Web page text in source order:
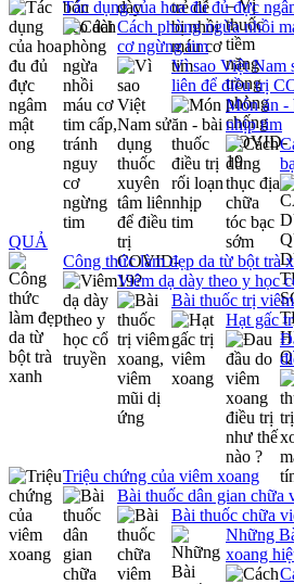
Tác dụng của hoa đu đủ đực
Cách phòng ngừa nhồi
cơ ngừng tim
Vì sao Việt Nam
liên để điều trị
Món ăn -
nhịp tim
QUẢ
Công thức làm đẹp da từ bột trà
Viêm dạ dày theo y học
Bài thuốc trị
Hạt gấc
Triệu chứng của viêm xoang
Bài thuốc dân gian chữa
Bài thuốc chữa
Những
xoang